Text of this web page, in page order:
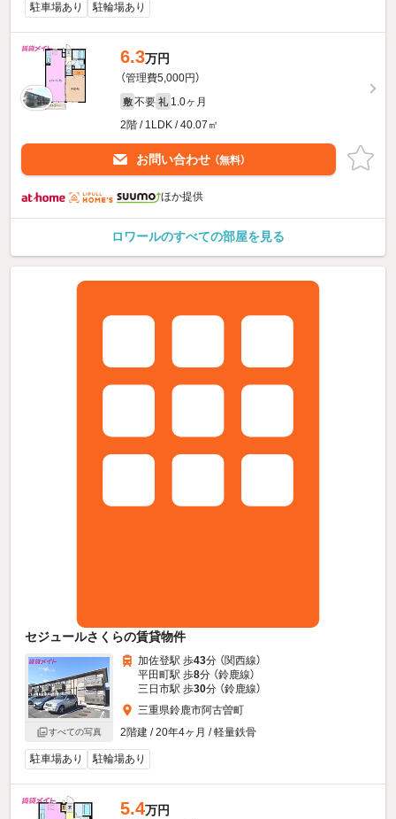
駐車場あり 駐輪場あり
6.3万円
（管理費5,000円）
敷 不要 礼 1.0ヶ月
2階 / 1LDK / 40.07㎡
お問い合わせ （無料）
ほか提供
ロワールのすべての部屋を見る
セジュールさくらの賃貸物件
すべての写真
加佐登駅 歩43分 （関西線）
平田町駅 歩8分 （鈴鹿線）
三日市駅 歩30分 （鈴鹿線）
三重県鈴鹿市阿古曽町
2階建 / 20年4ヶ月 / 軽量鉄骨
駐車場あり 駐輪場あり
5.4万円